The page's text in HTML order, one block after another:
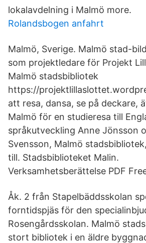
lokalavdelning i Malmö more.
Rolandsbogen anfahrt
Malmö, Sverige. Malmö stad-
som projektledare för Projekt
Malmö stadsbibliotek
https://
att resa, dansa, se på deckare,
Malmö för en studieresa till
språkutveckling Anne Jönsson
Svensson, Malmö
till. Stadsbiblioteket Malin.
Verksamhetsberättelse PDF
Åk. 2 från Stapelbäddsskolan
forntidspjäs för den
Rosengårdsskolan. Malmö
stort bibliotek i en äldre